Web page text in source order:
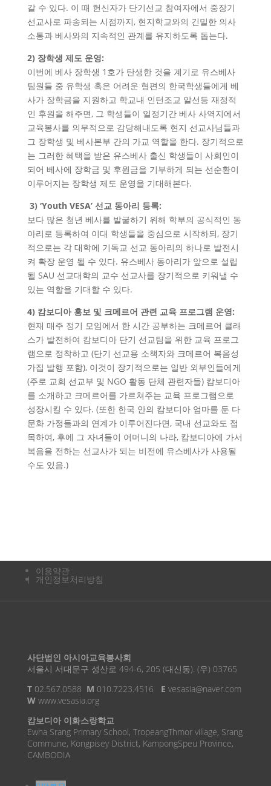
갈 수 있다. 이 때 헌신자가 단기선교 참여자에서 중장기
선교사로 파송되는 시점까지, 현지학교와의 긴밀한 의사
소통과 베사와의 지속적인 관계를 유지하도록 돕는다.
2) 장학생 제도 운영:
이번에 베사 장학생 1호가 탄생한 것을 계기로 유스베사
팀원들 중 유학생 혹은 어려운 형편의 한국학생들에게 베
사가 장학금을 지원하고 학교내 인턴조교 알선등 재정적
인 후원을 해주면, 그 학생들이 일정기간 베사 사역지에서
교육봉사를 의무적으로 감당해내도록 현지 선교사님들과
그 장학생 및 베사본부 간의 가교 역할을 한다. 장기적으로
는 그러한 혜택을 받은 유스베사 출신 학생들이 사회인이
되어 베사에 장학금 및 후원금을 기부하게 되는 선순환이
이루어지는 장학생 제도 운영을 기대해본다.
3) ‘Youth VESA’ 선교 동아리 등록:
보다 많은 청년 베사를 발굴하기 위해 학부의 공식적인 동
아리로 등록하여 이대 학생들을 중심으로 시작하되, 장기
적으로는 각 대학에 기독교 선교 동아리의 하나로 발전시
켜 확장 운영 될 수 있다. 유스베사 동아리가 앞으로 설립
될 SAU 선교대학의 교수 선교사를 장기적으로 키워낼 수
있는 역할을 기대할 수 있다.
4) 캄보디아 홍보 및 크메르어 관련 교육 프로그램 운영:
현재 매주 정기 모임에서 한 시간 공부하는 크메르어 클래
스가 발전하여 캄보디아 단기 선교팀을 위한 교육 프로그
램으로 정착하고 (단기 선교용 소책자와 크메르어 복음성
가집 발행 포함), 이것이 장기적으로는 일반 외부인들에게
(주로 교회 선교부 및 NGO 활동 단체 관련자들) 캄보디아
를 소개하고 크메르어를 가르쳐주는 교육 프로그램으로
성장시킬 수 있다. (또한 한국 안의 캄보디아 엄마를 둔 다
문화 가정들과의 연계가 이루어진다면, 국내 선교와도 접
목하여, 후에 그 자녀들이 어머니의 나라, 캄보디아에 가서
복음을 전하는 선교사가 되는 비전에 유스베사가 사용될
수도 있음.)
이용약관
개인정보처리방침
사단법인 아시아교육봉사회
서울시 서대문구 성산로 494-6, 205 (대신동). (우) 03765
T02.567.0588 M 010.7223.4516 E vesasia@naver.com
Wwww.vesasia.org
캄보디아 이화스랑학교
Ewha Srang Primary School, TropeangThmor village, Srang
Commune, Kongpisey District, KampongSpeu Province,
CAMBODIA